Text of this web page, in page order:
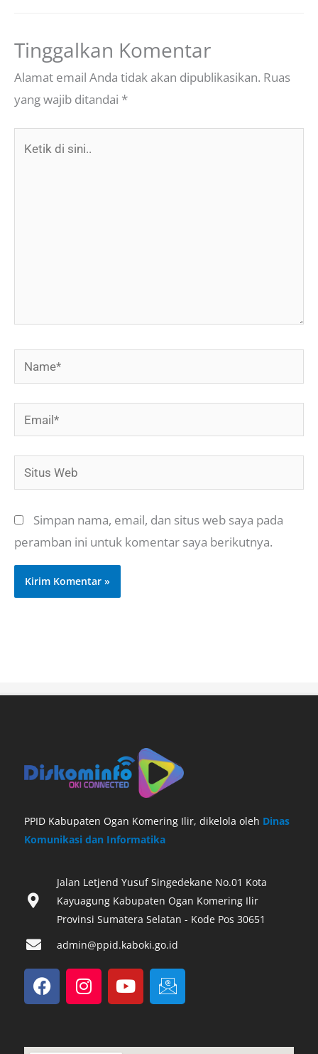
Tinggalkan Komentar
Alamat email Anda tidak akan dipublikasikan. Ruas
yang wajib ditandai *
Name*
Email*
Situs
Web
Simpan nama, email, dan situs web saya pada
peramban ini untuk komentar saya berikutnya.
PPID Kabupaten Ogan Komering Ilir, dikelola oleh Dinas
Komunikasi dan Informatika
Jalan Letjend Yusuf Singedekane No.01 Kota
Kayuagung Kabupaten Ogan Komering Ilir
Provinsi Sumatera Selatan - Kode Pos 30651‎
admin@ppid.kaboki.go.id
F
a
c
b
I
n
s
a
Y
o
u
u
I
c
o
-